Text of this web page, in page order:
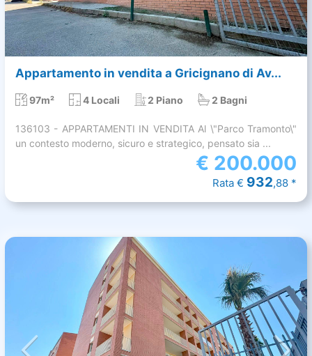
Appartamento in vendita a Gricignano di Av...
97m² 4 Locali 2 Piano 2 Bagni
136103 - APPARTAMENTI IN VENDITA Al \"Parco Tramonto\"
un contesto moderno, sicuro e strategico, pensato sia ...
€ 200.000
Rata € 932,88 *